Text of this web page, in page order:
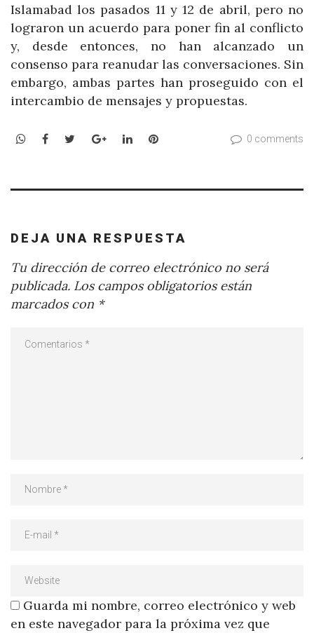
Islamabad los pasados 11 y 12 de abril, pero no
lograron un acuerdo para poner fin al conflicto
y, desde entonces, no han alcanzado un
consenso para reanudar las conversaciones. Sin
embargo, ambas partes han proseguido con el
intercambio de mensajes y propuestas.
WhatsApp
Facebook
TwitterGoogle+LinkedInPinterest 0 comments
DEJA UNA RESPUESTA
Tu dirección de correo electrónico no será
publicada. Los campos obligatorios están
marcados con *
Guarda mi nombre, correo electrónico y web
en este navegador para la próxima vez que